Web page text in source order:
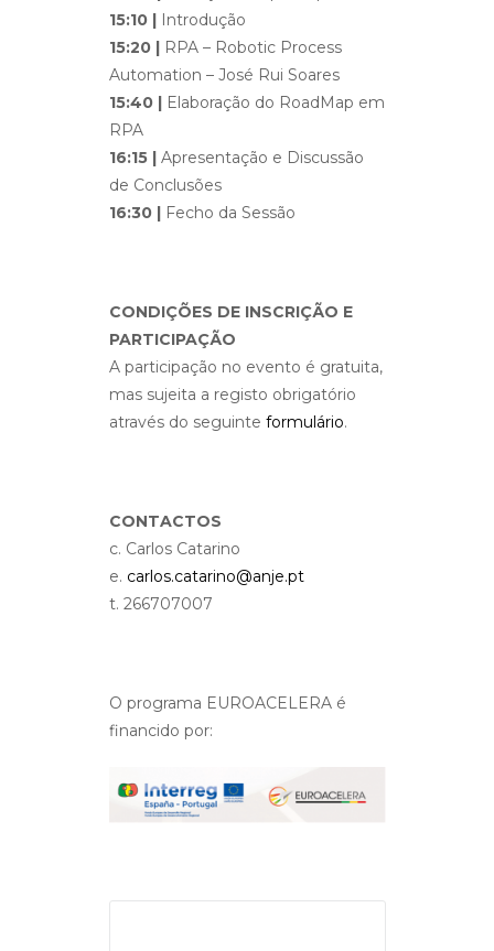
15:10 |Introdução
15:20 |RPA – Robotic Process
Automation – José Rui Soares
15:40 |Elaboração do RoadMap em
RPA
16:15 |Apresentação e Discussão
de Conclusões
16:30 |Fecho da Sessão
CONDIÇÕES DE INSCRIÇÃO E
PARTICIPAÇÃO
A participação no evento é gratuita,
mas sujeita a registo obrigatório
através do seguinte formulário.
CONTACTOS
c. Carlos Catarino
e. carlos.catarino@anje.pt
t. 266707007
O programa EUROACELERA é
financido por: